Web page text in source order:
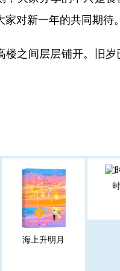
对新一年的共同期待
之间层层铺开。旧岁
海上升明月